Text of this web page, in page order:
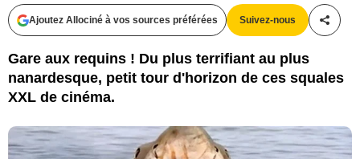
Ajoutez Allociné à vos sources préférées Suivez-nous
Gare aux requins ! Du plus terrifiant au plus
nanardesque, petit tour d'horizon de ces squales
XXL de cinéma.